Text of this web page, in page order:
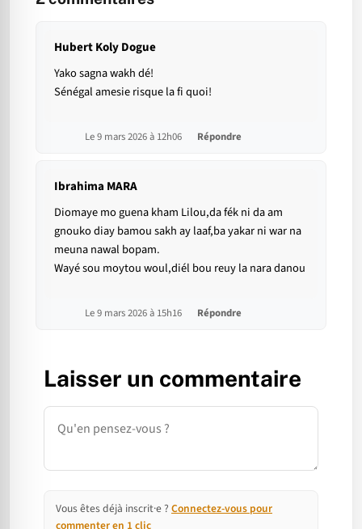
Hubert Koly Dogue
Yako sagna wakh dé!
Sénégal amesie risque la fi quoi!
Le 9 mars 2026 à 12h06 Répondre
Ibrahima MARA
Diomaye mo guena kham Lilou,da fék ni da am
gnouko diay bamou sakh ay laaf,ba yakar ni war na
meuna nawal bopam.
Wayé sou moytou woul,diél bou reuy la nara danou
Le 9 mars 2026 à 15h16 Répondre
Laisser un commentaire
Commentaire
Vous êtes déjà inscrit·e ? Connectez-vous pour
commenter en 1 clic